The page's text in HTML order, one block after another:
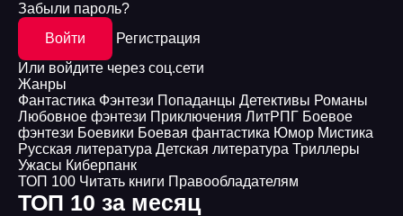
Забыли пароль?
Войти
Регистрация
Или войдите через соц.сети
Жанры
Фантастика Фэнтези Попаданцы Детективы Романы
Любовное фэнтези Приключения ЛитРПГ Боевое
фэнтези Боевики Боевая фантастика Юмор Мистика
Русская литература Детская литература Триллеры
Ужасы Киберпанк
ТОП 100 Читать книги Правообладателям
ТОП 10 за месяц